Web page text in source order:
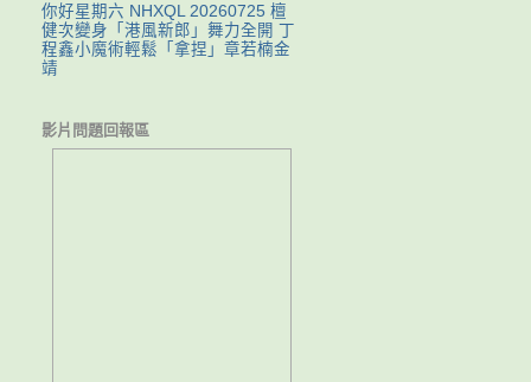
你好星期六 NHXQL 20260725 檀
健次變身「港風新郎」舞力全開 丁
程鑫小魔術輕鬆「拿捏」章若楠金
靖
影片問題回報區